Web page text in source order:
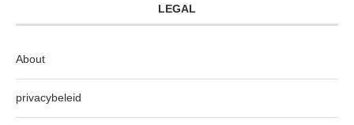
LEGAL
About
privacybeleid